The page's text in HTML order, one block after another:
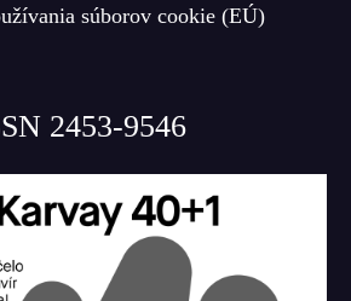
súborov cookie (EÚ)
2453-9546